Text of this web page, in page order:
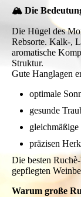
🏔️ Die
Die Hügel des
Rebsorte. Kalk-,
aromatische
Struktur.
Gute Hanglagen
optimale
gesunde
präzisen
Die besten
gepflegten
Warum große